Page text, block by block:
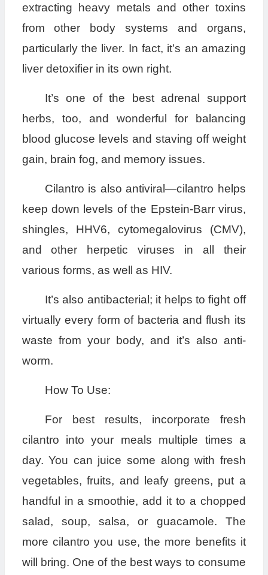
extracting heavy metals and other toxins
from other body systems and organs,
particularly the liver. In fact, it’s an amazing
liver detoxifier in its own right.
It’s one of the best adrenal support
herbs, too, and wonderful for balancing
blood glucose levels and staving off weight
gain, brain fog, and memory issues.
Cilantro is also antiviral—cilantro helps
keep down levels of the Epstein-Barr virus,
shingles, HHV6, cytomegalovirus (CMV),
and other herpetic viruses in all their
various forms, as well as HIV.
It’s also antibacterial; it helps to fight off
virtually every form of bacteria and flush its
waste from your body, and it’s also anti-
worm.
How To Use:
For best results, incorporate fresh
cilantro into your meals multiple times a
day. You can juice some along with fresh
vegetables, fruits, and leafy greens, put a
handful in a smoothie, add it to a chopped
salad, soup, salsa, or guacamole. The
more cilantro you use, the more benefits it
will bring. One of the best ways to consume